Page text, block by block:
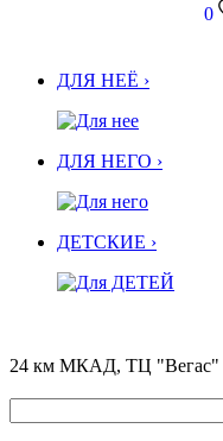
0
ДЛЯ НЕЁ ›
ДЛЯ НЕГО ›
ДЕТСКИЕ ›
24 км МКАД, ТЦ "Вегас"